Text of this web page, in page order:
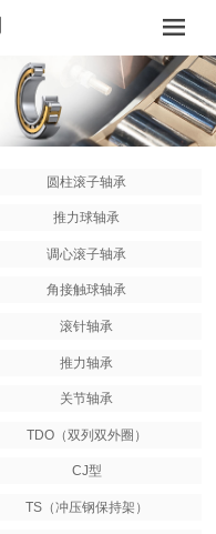
圆柱滚子轴承
推力球轴承
调心滚子轴承
角接触球轴承
滚针轴承
推力轴承
关节轴承
TDO（双列双外圈）
CJ型
TS（冲压钢保持架）